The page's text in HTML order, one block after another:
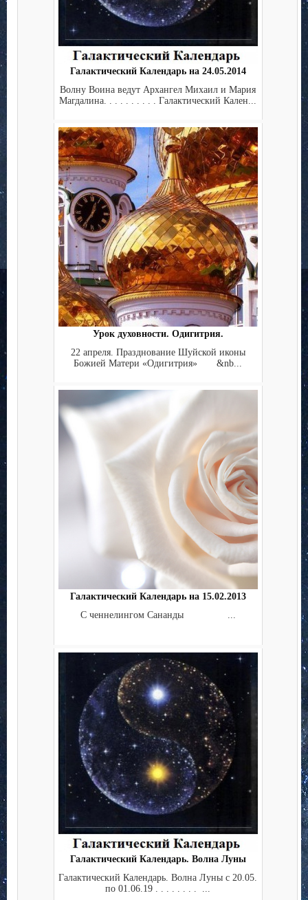
Галактический Календарь на 24.05.2014
Волну Воина ведут Архангел Михаил и Мария
Магдалина. . . . . . . . . . Галактический Кален...
Урок духовности. Одигитрия.
22 апреля. Празднование Шуйской иконы
Божией Матери «Одигитрия» &nb...
Галактический Календарь на 15.02.2013
С ченнелингом Сананды ...
Галактический Календарь. Волна Луны
Галактический Календарь. Волна Луны с 20.05.
по 01.06.19 . . . . . . . . ...